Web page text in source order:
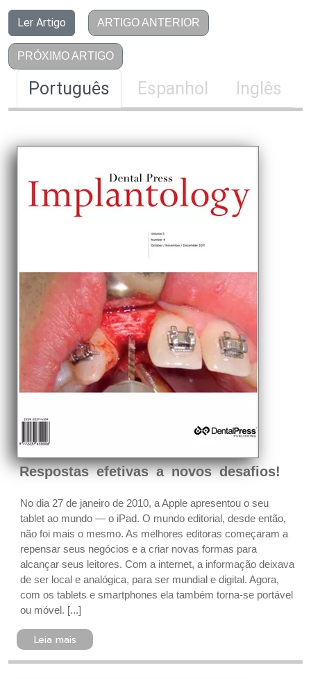
Ler Artigo ARTIGO ANTERIOR
PRÓXIMO ARTIGO
Português Espanhol Inglês
Respostas efetivas a novos desafios!
No dia 27 de janeiro de 2010, a Apple apresentou o seu
tablet ao mundo — o iPad. O mundo editorial, desde então,
não foi mais o mesmo. As melhores editoras começaram a
repensar seus negócios e a criar novas formas para
alcançar seus leitores. Com a internet, a informação deixava
de ser local e analógica, para ser mundial e digital. Agora,
com os tablets e smartphones ela também torna-se portável
ou móvel. [...]
Leia mais